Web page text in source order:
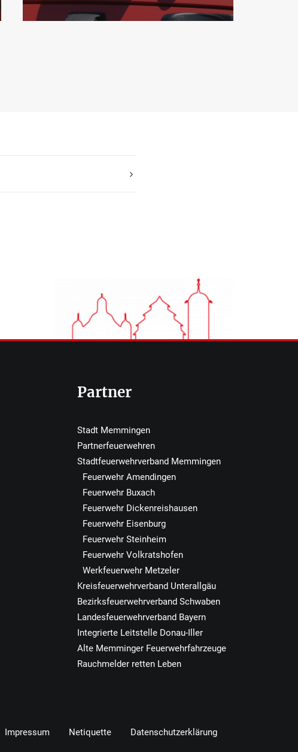
Partner
Stadt Memmingen
Partnerfeuerwehren
Stadtfeuerwehrverband Memmingen
Feuerwehr Amendingen
Feuerwehr Buxach
Feuerwehr Dickenreishausen
Feuerwehr Eisenburg
Feuerwehr Steinheim
Feuerwehr Volkratshofen
Werkfeuerwehr Metzeler
Kreisfeuerwehrverband Unterallgäu
Bezirksfeuerwehrverband Schwaben
Landesfeuerwehrverband Bayern
Integrierte Leitstelle Donau-Iller
Alte Memminger Feuerwehrfahrzeuge
Rauchmelder retten Leben
Impressum Netiquette Datenschutzerklärung